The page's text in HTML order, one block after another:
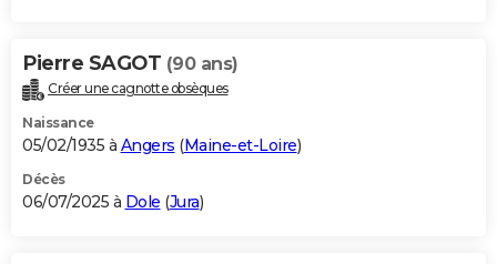
Pierre SAGOT (90 ans)
Créer une cagnotte obsèques
Naissance
05/02/1935 à Angers (Maine-et-Loire)
Décès
06/07/2025 à Dole (Jura)